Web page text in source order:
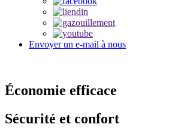
Envoyer un e-mail à nous
Économie efficace
Sécurité et confort